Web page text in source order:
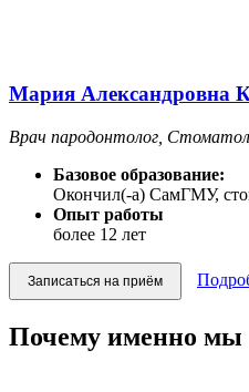
Мария Александровна
Врач пародонтолог,
Базовое образование:
Окончил(-а) СамГМУ,
Опыт работы
более 12 лет
Записаться на приём
Почему именно мы